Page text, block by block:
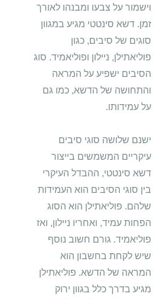
וישמור על צבעו ומבנהו לאורך
זמן. דשא סינטטי מגיע במגוון
סוגים של סיבים, כגון
פוליאתילן, ניילון ופוליאמיד. סוג
הסיבים ישפיע על המראה
והתחושה של הדשא, כמו גם
על עמידותו.
ישנם שלושה סוגי סיבים
עיקריים המשמשים בייצור
דשא סינטטי, ההבדל העיקרי
בין סוגי הסיבים הוא העמידות
שלהם. פוליאתילן הוא הסוג
הפחות עמיד, ואחריו ניילון, ואז
פוליאמיד. גורם חשוב נוסף
שיש לקחת בחשבון הוא
המראה של הדשא. פוליאתילן
מגיע בדרך כלל בגוון ירוק